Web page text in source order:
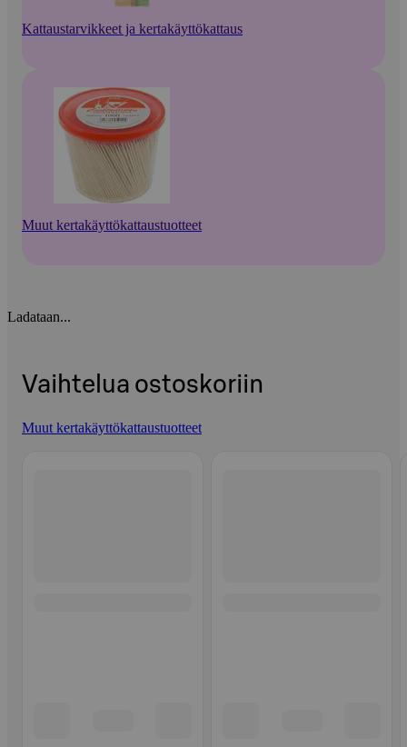
Kattaustarvikkeet ja kertakäyttökattaus
Muut kertakäyttökattaustuotteet
Ladataan...
Vaihtelua ostoskoriin
Muut kertakäyttökattaustuotteet